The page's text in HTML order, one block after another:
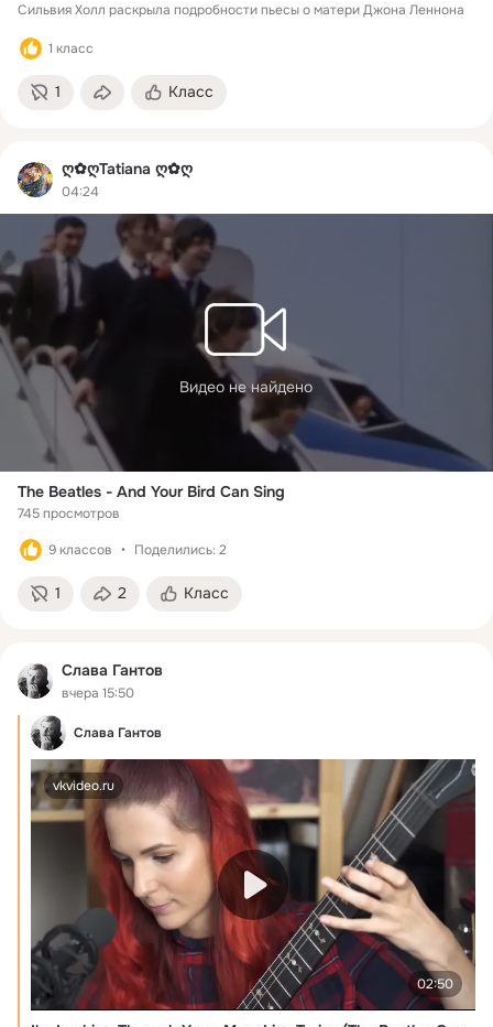
Сильвия Холл раскрыла подробности пьесы о матери Джона Леннона
1 класс
1 Класс
ღ✿ღTatiana ღ✿ღ
04:24
Видео не найдено
The Beatles - And Your Bird Can Sing
745 просмотров
9 классов Поделились: 2
1 2 Класс
Слава Гантов
вчера 15:50
Слава Гантов
02:50
vkvideo.ru